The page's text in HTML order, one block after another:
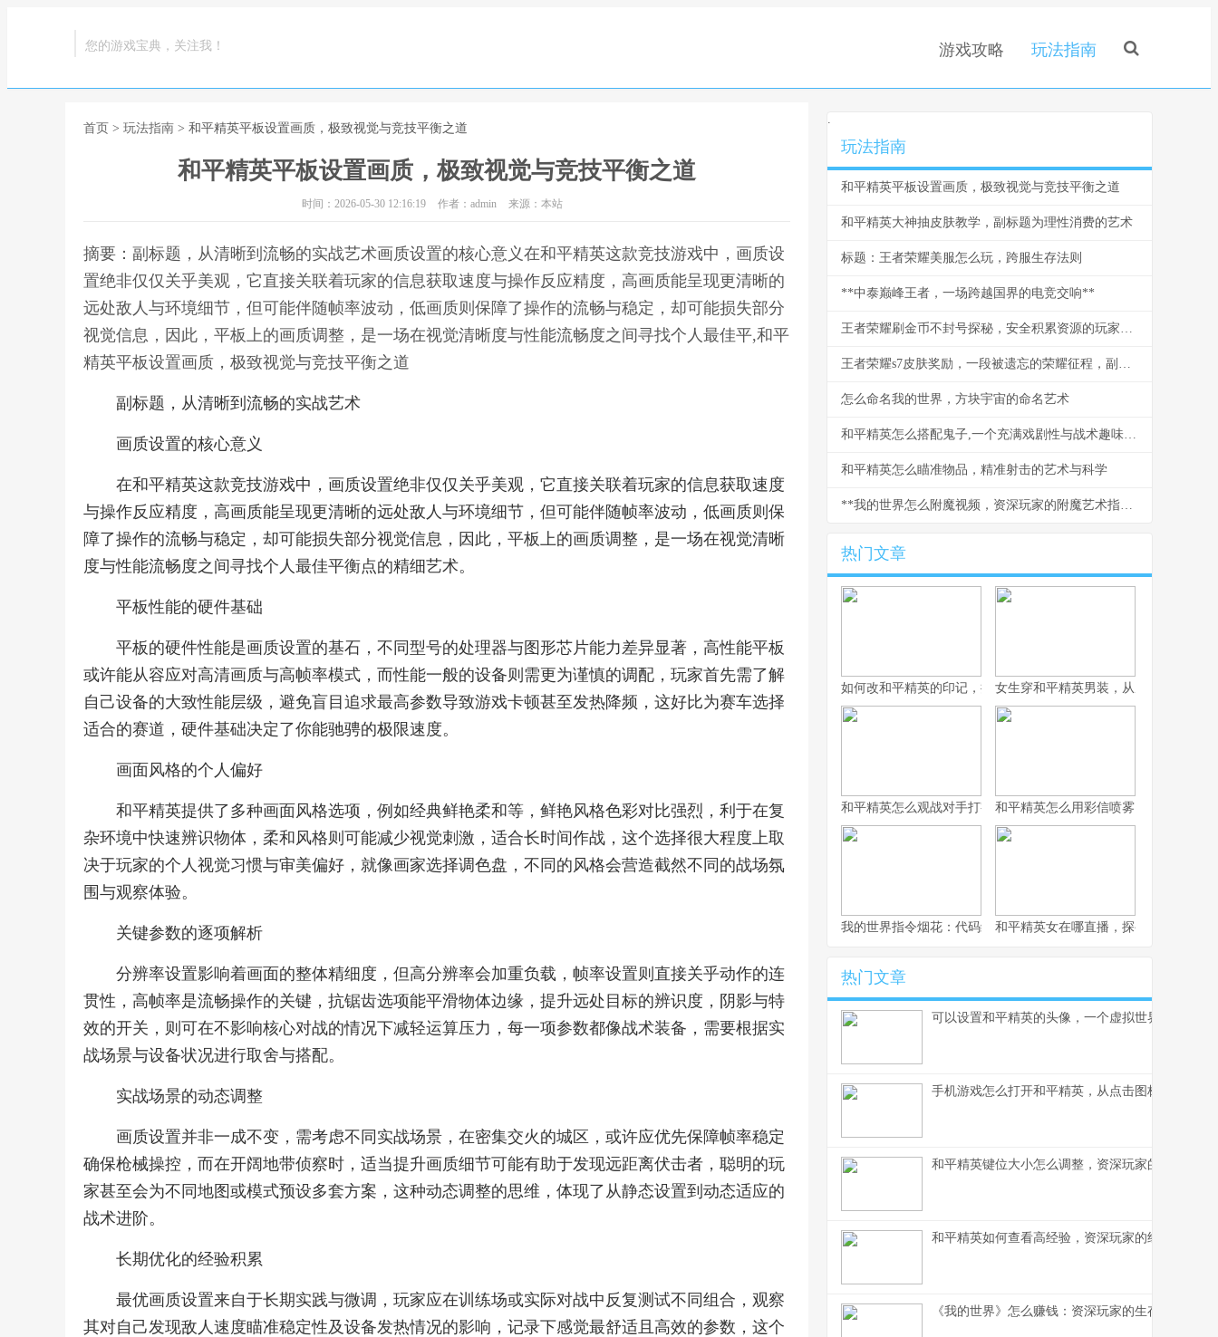
您的游戏宝典，关注我！ 游戏攻略 玩法指南
首页 > 玩法指南 > 和平精英平板设置画质，极致视觉与竞技平衡之道
和平精英平板设置画质，极致视觉与竞技平衡之道
时间：2026-05-30 12:16:19 作者：admin 来源：本站
摘要：副标题，从清晰到流畅的实战艺术画质设置的核心意义在和平精英这款竞技游戏中，画质设
置绝非仅仅关乎美观，它直接关联着玩家的信息获取速度与操作反应精度，高画质能呈现更清晰的
远处敌人与环境细节，但可能伴随帧率波动，低画质则保障了操作的流畅与稳定，却可能损失部分
视觉信息，因此，平板上的画质调整，是一场在视觉清晰度与性能流畅度之间寻找个人最佳平,和平
精英平板设置画质，极致视觉与竞技平衡之道
副标题，从清晰到流畅的实战艺术
画质设置的核心意义
在和平精英这款竞技游戏中，画质设置绝非仅仅关乎美观，它直接关联着玩家的信息获取速度
与操作反应精度，高画质能呈现更清晰的远处敌人与环境细节，但可能伴随帧率波动，低画质则保
障了操作的流畅与稳定，却可能损失部分视觉信息，因此，平板上的画质调整，是一场在视觉清晰
度与性能流畅度之间寻找个人最佳平衡点的精细艺术。
平板性能的硬件基础
平板的硬件性能是画质设置的基石，不同型号的处理器与图形芯片能力差异显著，高性能平板
或许能从容应对高清画质与高帧率模式，而性能一般的设备则需更为谨慎的调配，玩家首先需了解
自己设备的大致性能层级，避免盲目追求最高参数导致游戏卡顿甚至发热降频，这好比为赛车选择
适合的赛道，硬件基础决定了你能驰骋的极限速度。
画面风格的个人偏好
和平精英提供了多种画面风格选项，例如经典鲜艳柔和等，鲜艳风格色彩对比强烈，利于在复
杂环境中快速辨识物体，柔和风格则可能减少视觉刺激，适合长时间作战，这个选择很大程度上取
决于玩家的个人视觉习惯与审美偏好，就像画家选择调色盘，不同的风格会营造截然不同的战场氛
围与观察体验。
关键参数的逐项解析
分辨率设置影响着画面的整体精细度，但高分辨率会加重负载，帧率设置则直接关乎动作的连
贯性，高帧率是流畅操作的关键，抗锯齿选项能平滑物体边缘，提升远处目标的辨识度，阴影与特
效的开关，则可在不影响核心对战的情况下减轻运算压力，每一项参数都像战术装备，需要根据实
战场景与设备状况进行取舍与搭配。
实战场景的动态调整
画质设置并非一成不变，需考虑不同实战场景，在密集交火的城区，或许应优先保障帧率稳定
确保枪械操控，而在开阔地带侦察时，适当提升画质细节可能有助于发现远距离伏击者，聪明的玩
家甚至会为不同地图或模式预设多套方案，这种动态调整的思维，体现了从静态设置到动态适应的
战术进阶。
长期优化的经验积累
最优画质设置来自于长期实践与微调，玩家应在训练场或实际对战中反复测试不同组合，观察
其对自己发现敌人速度瞄准稳定性及设备发热情况的影响，记录下感觉最舒适且高效的参数，这个
.
玩法指南
和平精英平板设置画质，极致视觉与竞技平衡之道
和平精英大神抽皮肤教学，副标题为理性消费的艺术
标题：王者荣耀美服怎么玩，跨服生存法则
**中泰巅峰王者，一场跨越国界的电竞交响**
王者荣耀刷金币不封号探秘，安全积累资源的玩家智慧
王者荣耀s7皮肤奖励，一段被遗忘的荣耀征程，副标题，峡谷中的初代荣光印记
怎么命名我的世界，方块宇宙的命名艺术
和平精英怎么搭配鬼子,一个充满戏剧性与战术趣味的组合策略
和平精英怎么瞄准物品，精准射击的艺术与科学
**我的世界怎么附魔视频，资深玩家的附魔艺术指南**
热门文章
如何改和平精英的印记，提升战术竞技体验女生穿和平精英男装，从虚拟战场到现
和平精英怎么观战对手打字之战术观察与交流艺术，副标题观战中
和平精英怎么用彩信喷雾，战术迷雾中
我的世界指令烟花：代码编织的夜空盛宴和平精英女在哪直播，探寻顶尖女玩家
热门文章
可以设置和平精英的头像，一个虚拟世界的自我宣
手机游戏怎么打开和平精英，从点击图标到沉浸战
和平精英键位大小怎么调整，资深玩家的精细操控
和平精英如何查看高经验，资深玩家的经验洞察之
《我的世界》怎么赚钱：资深玩家的生存与致富之